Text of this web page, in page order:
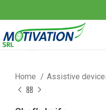
Click to enlarge
Home Assistive